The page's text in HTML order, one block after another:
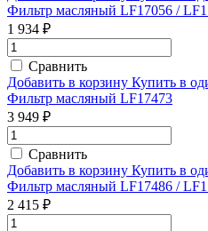
Фильтр масляный LF17056 /
1 934 ₽
Сравнить
Добавить в корзину Купить в
Фильтр масляный LF17473
3 949 ₽
Сравнить
Добавить в корзину Купить в
Фильтр масляный LF17486 /
2 415 ₽